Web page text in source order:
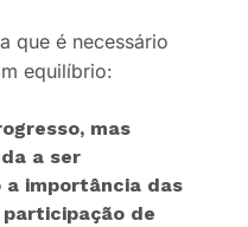
que é necessário
equilíbrio:
mas
a ser
importância das
de